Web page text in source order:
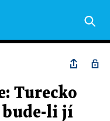
Turecko
bude-li jí